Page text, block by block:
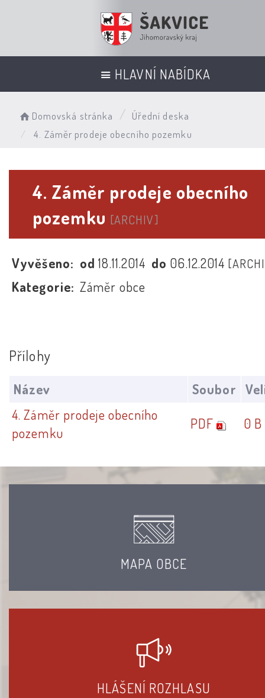
HLAVNÍ NABÍDKA
Domovská stránka
Úřední deska
4. Záměr prodeje obecního pozemku
4. Záměr prodeje obecního
pozemku [ARCHIV]
Vyvěšeno: od18.11.2014 do 06.12.2014
Kategorie: Záměr obce
Přílohy
Název Soubor
4. Záměr prodeje obecního
pozemku
PDF 0 B
MAPA OBCE
HLÁŠENÍ ROZHLASU